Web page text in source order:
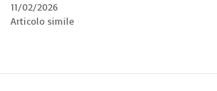
11/02/2026
Articolo simile